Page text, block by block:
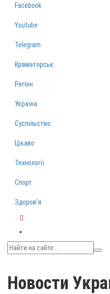
Facebook
Youtube
Telegram
Краматорськ
Регіон
Україна
Суспільство
Цікаво
Технології
Спорт
Здоров‘я
Новости